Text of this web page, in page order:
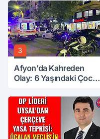
3
Afyon’da Kahreden
Olay: 6 Yaşındaki Çocuk